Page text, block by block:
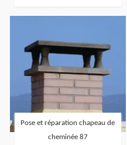
Pose et réparation chapeau de
cheminée 87